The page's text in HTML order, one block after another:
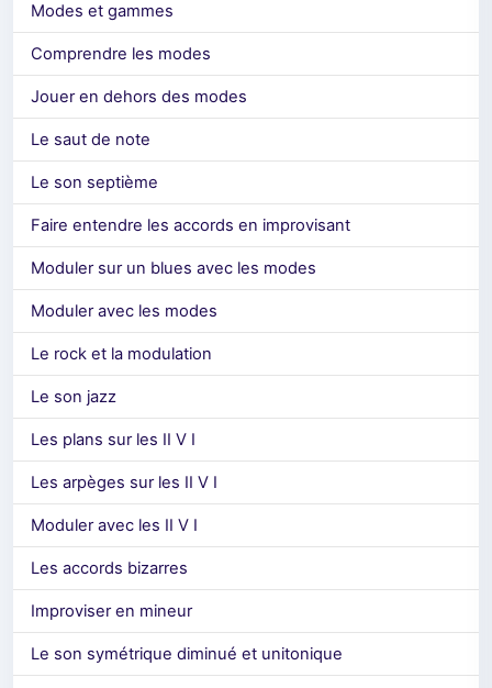
Modes et gammes
Comprendre les modes
Jouer en dehors des modes
Le saut de note
Le son septième
Faire entendre les accords en improvisant
Moduler sur un blues avec les modes
Moduler avec les modes
Le rock et la modulation
Le son jazz
Les plans sur les II V I
Les arpèges sur les II V I
Moduler avec les II V I
Les accords bizarres
Improviser en mineur
Le son symétrique diminué et unitonique